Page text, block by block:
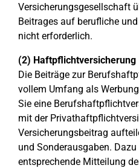
Versicherungsgesellschaft
Beitrages auf berufliche
nicht erforderlich.
(2) Haftpflichtversicherung
Die Beiträge zur
vollem Umfang als
Sie eine
mit der
Versicherungsbeitrag
und Sonderausgaben.
entsprechende Mitteilung